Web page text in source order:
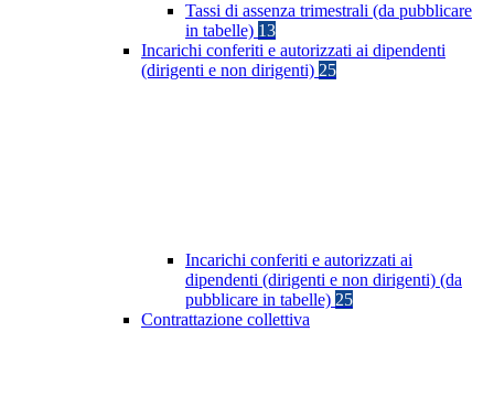
Tassi di assenza trimestrali (da pubblicare
in tabelle) 13
Incarichi conferiti e autorizzati ai dipendenti
(dirigenti e non dirigenti) 25
Incarichi conferiti e autorizzati ai
dipendenti (dirigenti e non dirigenti) (da
pubblicare in tabelle) 25
Contrattazione collettiva